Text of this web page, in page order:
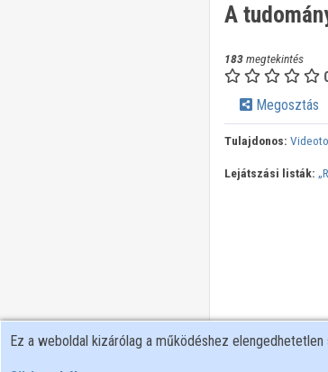
A
183megtekintés
Megosztás
Tulajdonos:
Lejátszási listák:
Ez a weboldal kizárólag a működéshez